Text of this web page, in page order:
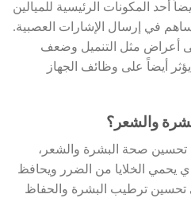
أحد المكونات الرئيسية للميالين
في إرسال الإشارات العصبية.
قد يؤدي إلى أعراض مثل التنميل وضعف
أيضاً على وظائف الجهاز
والشعر؟
تحسين صحة البشرة والشعر،
يحمي الخلايا من الضرر ويحافظ
ترطيب البشرة والحفاظ